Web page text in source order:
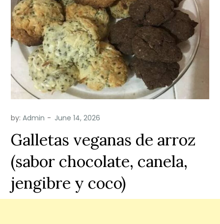
by:Admin
Galletas veganas de arroz
(sabor chocolate, canela,
jengibre y coco)